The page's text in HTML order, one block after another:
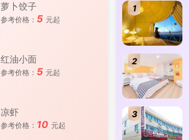
萝卜饺子
参考价格： 5 元起
红油小面
参考价格： 5 元起
凉虾
参考价格： 10 元起
1
2
3